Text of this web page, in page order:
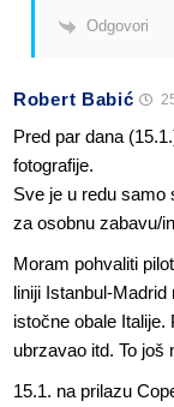
Odgovori
Robert Babić
Pred par dana
fotografije.
Sve je u redu samo
za osobnu zabavu/
Moram pohvaliti
liniji Istanbul-
istočne obale
ubrzavao itd. To još
15.1. na prilazu